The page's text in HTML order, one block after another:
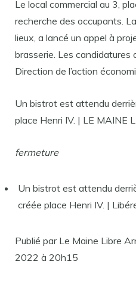
Le local commercial au 3,
recherche des occupants.
lieux, a lancé un appel à
brasserie. Les
Direction de l’action
Un bistrot est attendu
place Henri IV. | LE MAINE
fermeture
Un bistrot est attendu
créée place Henri IV. |
Publié par Le Maine Libre
2022 à 20h15